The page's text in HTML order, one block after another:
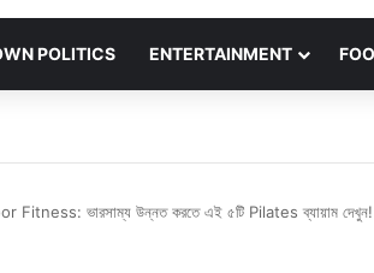
POLITICS ENTERTAINMENT
ভারসাম্য উন্নত করতে এই ৫টি Pilates ব্যায়াম দেখুন!